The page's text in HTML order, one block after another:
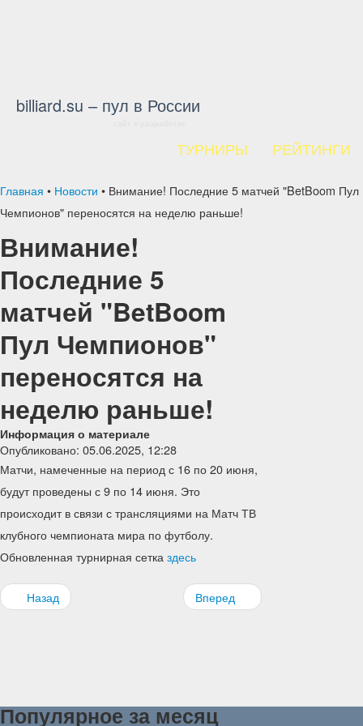
billiard.su – пул в России
ТУРНИРЫ РЕЙТИНГИ
Главная • Новости • Внимание! Последние 5 матчей "BetBoom Пул
Чемпионов" переносятся на неделю раньше!
Внимание!
Последние 5
матчей "BetBoom
Пул Чемпионов"
переносятся на
неделю раньше!
Информация о материале
Опубликовано: 05.06.2025, 12:28
Матчи, намеченные на период с 16 по 20 июня,
будут проведены с 9 по 14 июня. Это
происходит в связи с трансляциями на Матч ТВ
клубного чемпионата мира по футболу.
Обновленная турнирная сетка здесь
Назад Вперед
Популярное за месяц